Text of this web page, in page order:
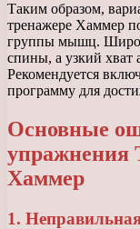
Таким образом,
тренажере Хаммер
группы мышц.
спины, а узкий хват
Рекомендуется
программу для
Основные
упражнения
Хаммер
1.